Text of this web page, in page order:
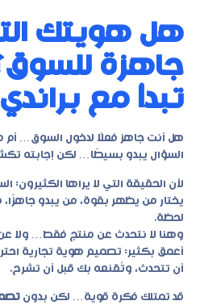
هل هويتك
جاهزة للسوق؟
تبدأ مع
هل أنت جاهز فعلًا لدخول السوق… أم
السؤال يبدو بسيطًا… لكن إجابته
لأن الحقيقة التي لا يراها الكثيرون:
يختار من يظهر بقوة، من يبدو
لحظة.
وهنا لا نتحدث عن منتج فقط…
أعمق بكثير: تصميم هوية تجارية
أن تتحدث، وتُقنعه بك قبل أن تشرح.
قد تمتلك فكرة قوية… لكن بدون